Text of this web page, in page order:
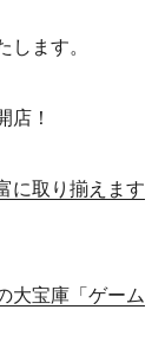
します。
店！
に取り揃えます
大宝庫「ゲーム